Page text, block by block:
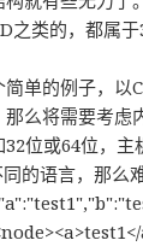
之类的，都属
单的例子，以
么将需要考虑
位或64位，主
的语言，那么难